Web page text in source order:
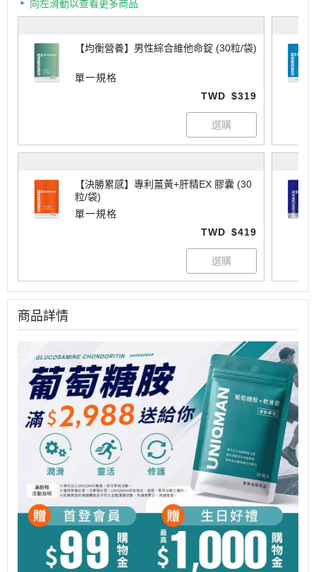
向左滑動以查看更多商品
【均衡營養】男性綜合維他命錠 (30粒/袋)
單一規格
TWD $319
【決勝累感】專利薑黃+肝精EX 膠囊 (30
粒/袋)
單一規格
TWD $419
商品詳情